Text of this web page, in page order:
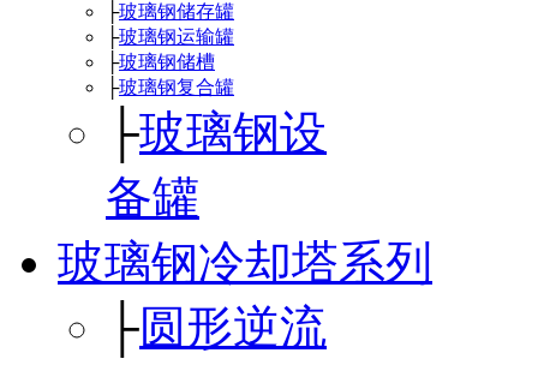
├玻璃钢储存罐
├玻璃钢运输罐
├玻璃钢储槽
├玻璃钢复合罐
├玻璃钢设
备罐
玻璃钢冷却塔系列
├圆形逆流